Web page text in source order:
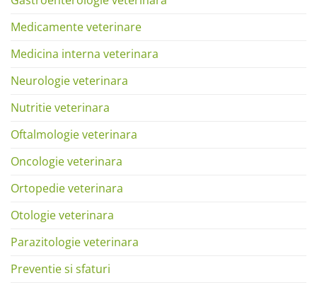
Medicamente veterinare
Medicina interna veterinara
Neurologie veterinara
Nutritie veterinara
Oftalmologie veterinara
Oncologie veterinara
Ortopedie veterinara
Otologie veterinara
Parazitologie veterinara
Preventie si sfaturi